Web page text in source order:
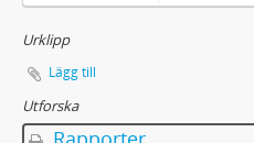
Urklipp
Lägg till
Utforska